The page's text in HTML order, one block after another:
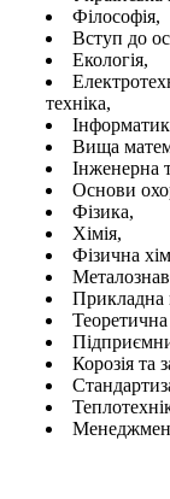
Філософія,
Вступ до
Екологія,
техніка,
Вища
Інженерна
Основи
Фізика,
Хімія,
Фізична
Прикладна
Теоретична
Корозія та